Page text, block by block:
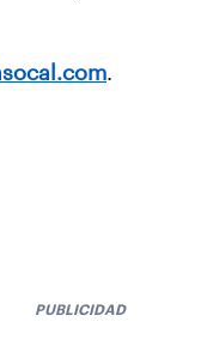
.
PUBLICIDAD